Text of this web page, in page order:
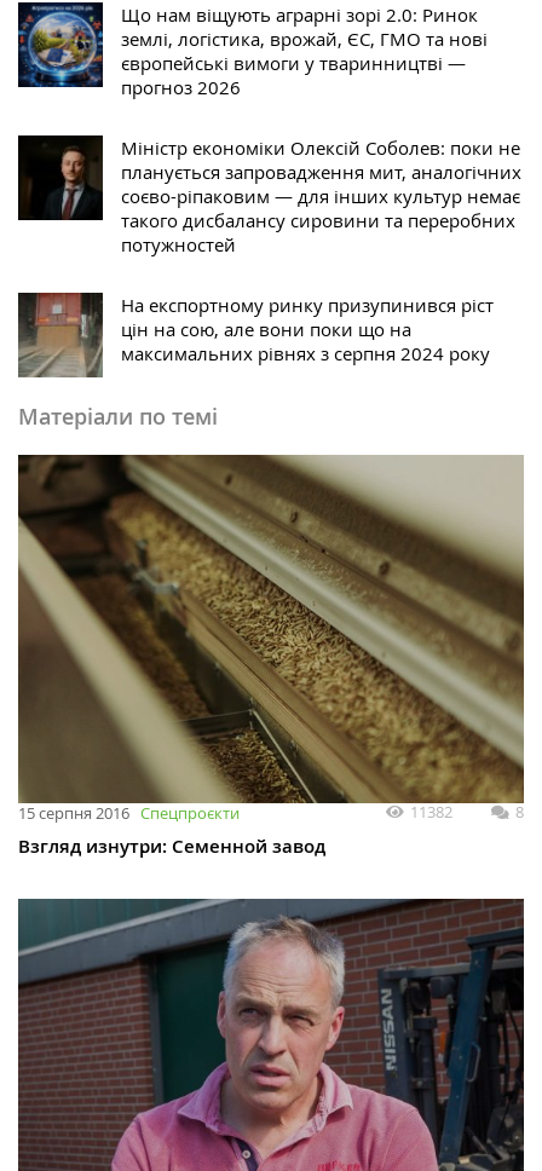
Що нам віщують аграрні зорі 2.0: Ринок
землі, логістика, врожай, ЄС, ГМО та нові
європейські вимоги у тваринництві —
прогноз 2026
Міністр економіки Олексій Соболев: поки не
планується запровадження мит, аналогічних
соєво-ріпаковим — для інших культур немає
такого дисбалансу сировини та переробних
потужностей
На експортному ринку призупинився ріст
цін на сою, але вони поки що на
максимальних рівнях з серпня 2024 року
Матеріали по темі
15 серпня 2016 Спецпроєкти 11382 8
Взгляд изнутри: Семенной завод